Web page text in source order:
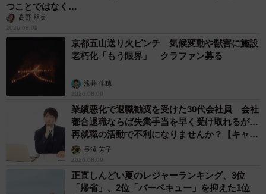
つことではなく…
高野 朋美
2026.08.09
京都五山送り火ピンチ 気候変動や獣害に施設
老朽化「もう限界」 クラファン募る
浅井 佳穂
2026.08.09
業績悪化で退職勧奨を受けた30代会社員 会社
都合退職ならば失業手当を早く受け取れるが…
再就職の活動で不利になりませんか？【キャリ
アカウンセラーが解説】
長澤 芳子
2026.08.09
正直しんどい夏のレジャーランキング、3位
「帰省」、2位「バーベキュー」を抑えた1位